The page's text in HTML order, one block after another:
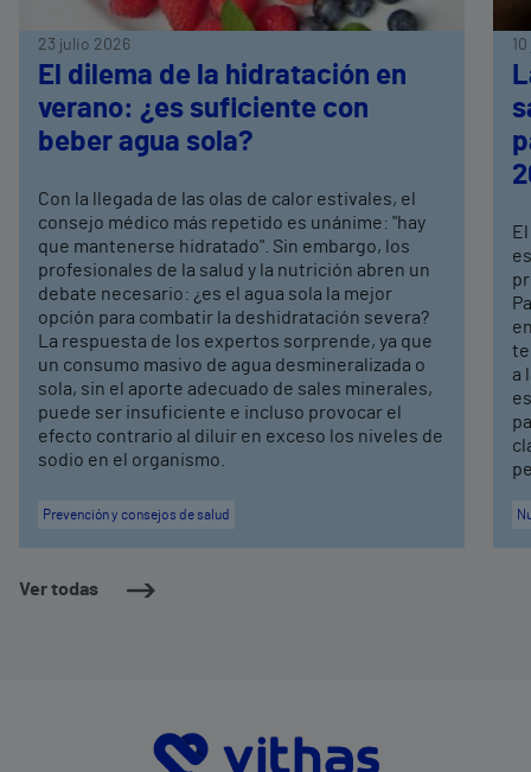
Ver todas
23 julio 2026
El dilema de la hidratación en
verano: ¿es suficiente con
beber agua sola?
Con la llegada de las olas de calor estivales, el
consejo médico más repetido es unánime: "hay
que mantenerse hidratado". Sin embargo, los
profesionales de la salud y la nutrición abren un
debate necesario: ¿es el agua sola la mejor
opción para combatir la deshidratación severa?
La respuesta de los expertos sorprende, ya que
un consumo masivo de agua desmineralizada o
sola, sin el aporte adecuado de sales minerales,
puede ser insuficiente e incluso provocar el
efecto contrario al diluir en exceso los niveles de
sodio en el organismo.
Prevención y consejos de salud
a